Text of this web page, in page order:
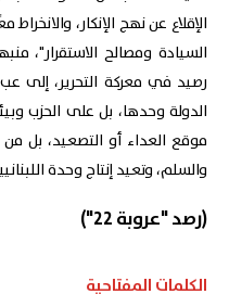
الإقلاع عن نهج الإنكار،
السيادة ومصالح الاستقرار"،
رصيد في معركة التحرير، إلى
الدولة وحدها، بل على الحزب
موقع العداء أو التصعيد، بل من
والسلم، وتعيد إنتاج وحدة
(رصد "عروبة 22")
الكلمات المفتاحية